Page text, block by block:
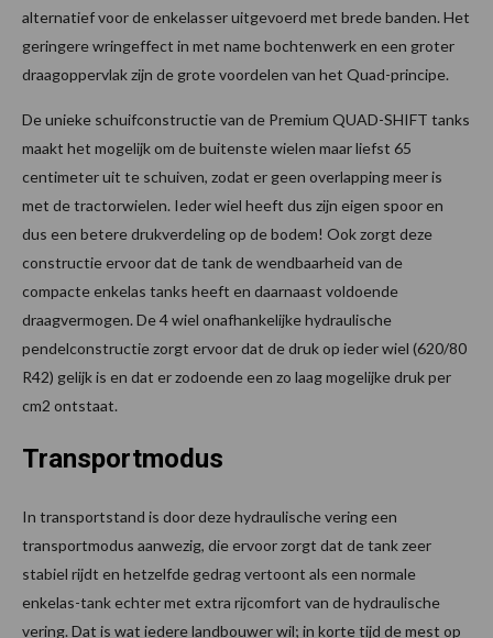
alternatief voor de enkelasser uitgevoerd met brede banden. Het
geringere wringeffect in met name bochtenwerk en een groter
draagoppervlak zijn de grote voordelen van het Quad-principe.
De unieke schuifconstructie van de Premium QUAD-SHIFT tanks
maakt het mogelijk om de buitenste wielen maar liefst 65
centimeter uit te schuiven, zodat er geen overlapping meer is
met de tractorwielen. Ieder wiel heeft dus zijn eigen spoor en
dus een betere drukverdeling op de bodem! Ook zorgt deze
constructie ervoor dat de tank de wendbaarheid van de
compacte enkelas tanks heeft en daarnaast voldoende
draagvermogen. De 4 wiel onafhankelijke hydraulische
pendelconstructie zorgt ervoor dat de druk op ieder wiel (620/80
R42) gelijk is en dat er zodoende een zo laag mogelijke druk per
cm2 ontstaat.
Transportmodus
In transportstand is door deze hydraulische vering een
transportmodus aanwezig, die ervoor zorgt dat de tank zeer
stabiel rijdt en hetzelfde gedrag vertoont als een normale
enkelas-tank echter met extra rijcomfort van de hydraulische
vering. Dat is wat iedere landbouwer wil; in korte tijd de mest op